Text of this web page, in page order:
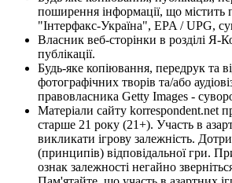
поширення інформації, що містить
"Інтерфакс-Україна", EPA / UPG,
Власник веб-сторінки в розділі Я-
публікації.
Будь-яке копіювання, передрук та
фотографічних творів та/або
правовласника Getty Images -
Матеріали сайту korrespondent.net
старше 21 року (21+). Участь в
викликати ігрову залежність.
(принципів) відповідальної гри.
ознак залежності негайно